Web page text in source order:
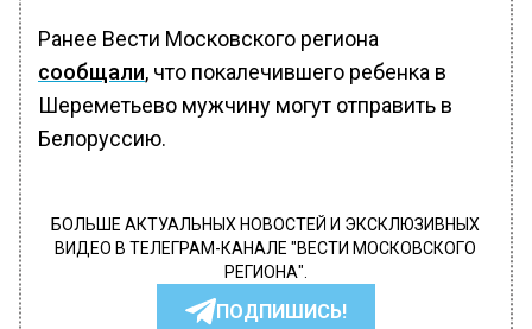
Ранее Вести Московского региона
сообщали, что покалечившего ребенка в
Шереметьево мужчину могут отправить в
Белоруссию.
БОЛЬШЕ АКТУАЛЬНЫХ НОВОСТЕЙ И ЭКСКЛЮЗИВНЫХ
ВИДЕО В ТЕЛЕГРАМ-КАНАЛЕ "ВЕСТИ МОСКОВСКОГО
РЕГИОНА".
ПОДПИШИСЬ!